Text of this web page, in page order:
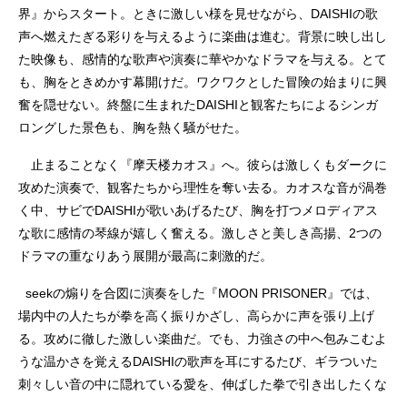
界』からスタート。ときに激しい様を見せながら、DAISHIの歌
声へ燃えたぎる彩りを与えるように楽曲は進む。背景に映し出し
た映像も、感情的な歌声や演奏に華やかなドラマを与える。とて
も、胸をときめかす幕開けだ。ワクワクとした冒険の始まりに興
奮を隠せない。終盤に生まれたDAISHIと観客たちによるシンガ
ロングした景色も、胸を熱く騒がせた。
止まることなく『摩天楼カオス』へ。彼らは激しくもダークに
攻めた演奏で、観客たちから理性を奪い去る。カオスな音が渦巻
く中、サビでDAISHIが歌いあげるたび、胸を打つメロディアス
な歌に感情の琴線が嬉しく奮える。激しさと美しき高揚、2つの
ドラマの重なりあう展開が最高に刺激的だ。
seekの煽りを合図に演奏をした『MOON PRISONER』では、
場内中の人たちが拳を高く振りかざし、高らかに声を張り上げ
る。攻めに徹した激しい楽曲だ。でも、力強さの中へ包みこむよ
うな温かさを覚えるDAISHIの歌声を耳にするたび、ギラついた
刺々しい音の中に隠れている愛を、伸ばした拳で引き出したくな